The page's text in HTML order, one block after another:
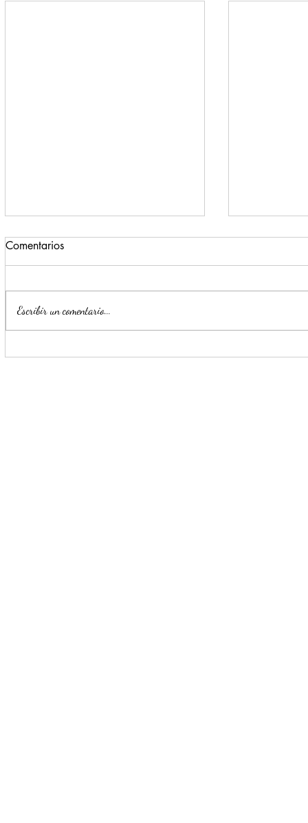
Escobedo realiza obras que
Llama
Comentarios
Escribir un comentario...